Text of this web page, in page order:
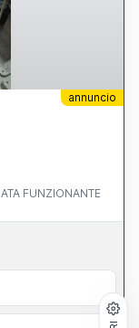
annuncio
FUNZIONANTE